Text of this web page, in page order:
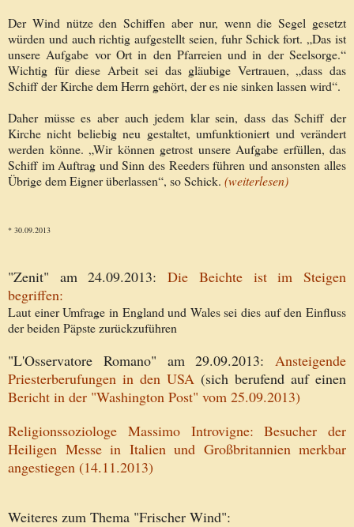
Der Wind nütze den Schiffen aber nur, wenn die Segel gesetzt
würden und auch richtig aufgestellt seien, fuhr Schick fort. „Das ist
unsere Aufgabe vor Ort in den Pfarreien und in der Seelsorge.“
Wichtig für diese Arbeit sei das gläubige Vertrauen, „dass das
Schiff der Kirche dem Herrn gehört, der es nie sinken lassen wird“.
Daher müsse es aber auch jedem klar sein, dass das Schiff der
Kirche nicht beliebig neu gestaltet, umfunktioniert und verändert
werden könne. „Wir können getrost unsere Aufgabe erfüllen, das
Schiff im Auftrag und Sinn des Reeders führen und ansonsten alles
Übrige dem Eigner überlassen“, so Schick. (weiterlesen)
* 30.09.2013
"Zenit" am 24.09.2013:Die Beichte ist im Steigen
begriffen:
Laut einer Umfrage in England und Wales sei dies auf den Einfluss
der beiden Päpste zurückzuführen
"L'Osservatore Romano" am 29.09.2013: Ansteigende
Priesterberufungen in den USA (sich berufend auf einen
Bericht in der "Washington Post" vom 25.09.2013)
Religionssoziologe Massimo Introvigne: Besucher der
Heiligen Messe in Italien und Großbritannien merkbar
angestiegen (14.11.2013)
Weiteres zum Thema "Frischer Wind":